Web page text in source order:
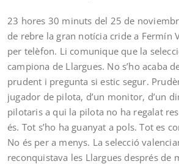
23 hores 30 minuts del 25 de
de rebre la gran notícia cride a Fermín
per telèfon. Li comunique que la
campiona de Llargues. No s’ho acaba
prudent i pregunta si estic segur.
jugador de pilota, d’un monitor, d’un
pilotaris a qui la pilota no ha regalat
és. Tot s’ho ha guanyat a pols. Tot es
No és per a menys. La selecció
reconquistava les Llargues després de